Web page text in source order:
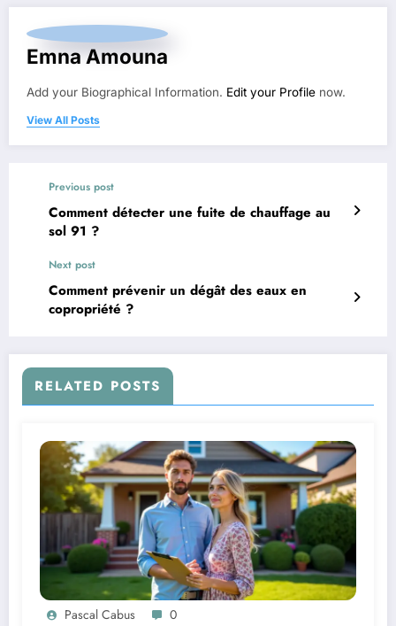
Emna Amouna
Add your Biographical Information. Edit your Profile now.
View All Posts
Previous post
Comment détecter une fuite de chauffage au
sol 91 ?
Next post
Comment prévenir un dégât des eaux en
copropriété ?
RELATED POSTS
Pascal Cabus 0